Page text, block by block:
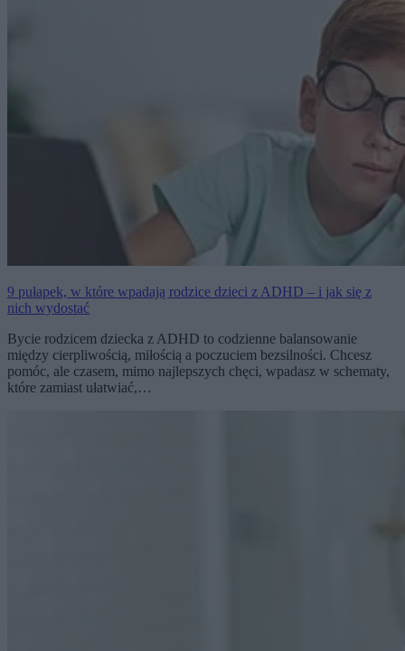
9 pułapek, w które wpadają rodzice dzieci z ADHD – i jak się z
nich wydostać
Bycie rodzicem dziecka z ADHD to codzienne balansowanie
między cierpliwością, miłością a poczuciem bezsilności. Chcesz
pomóc, ale czasem, mimo najlepszych chęci, wpadasz w schematy,
które zamiast ułatwiać,…